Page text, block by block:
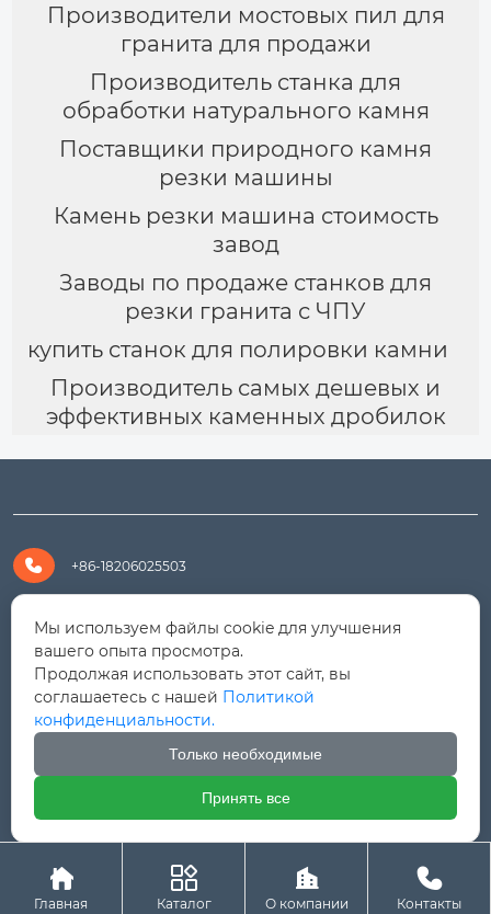
Производители мостовых пил для
гранита для продажи
Производитель станка для
обработки натурального камня
Поставщики природного камня
резки машины
Камень резки машина стоимость
завод
Заводы по продаже станков для
резки гранита с ЧПУ
купить станок для полировки камни
Производитель самых дешевых и
эффективных каменных дробилок
 +86-18206025503
 +8618206025503
 yanali@hualongm.com

351144, Китай, пров.Фуцзянь, г. Путянь, район Личэн,
промышленная зона Хуанши

Авторское право © ООО "Fujian Province HuaLong

Главная

Каталог

О компании

Контакты
Мы используем файлы cookie для улучшения
вашего опыта просмотра.
Продолжая использовать этот сайт, вы
соглашаетесь с нашей Политикой
конфиденциальности.
Только необходимые
Принять все